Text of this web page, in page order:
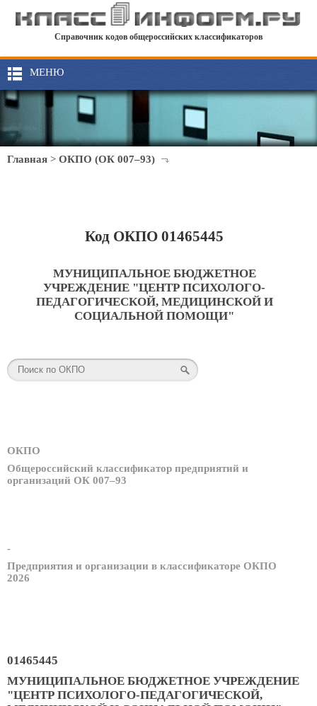
Справочник кодов общероссийских классификаторов
МЕНЮ
Главная > ОКПО (ОК 007–93)
Код ОКПО 01465445
МУНИЦИПАЛЬНОЕ БЮДЖЕТНОЕ
УЧРЕЖДЕНИЕ "ЦЕНТР ПСИХОЛОГО-
ПЕДАГОГИЧЕСКОЙ, МЕДИЦИНСКОЙ И
СОЦИАЛЬНОЙ ПОМОЩИ"
ОКПО
Общероссийский классификатор предприятий и
организаций ОК 007–93
-
Предприятия и организации в классификаторе ОКПО
2026
01465445
МУНИЦИПАЛЬНОЕ БЮДЖЕТНОЕ УЧРЕЖДЕНИЕ
"ЦЕНТР ПСИХОЛОГО-ПЕДАГОГИЧЕСКОЙ,